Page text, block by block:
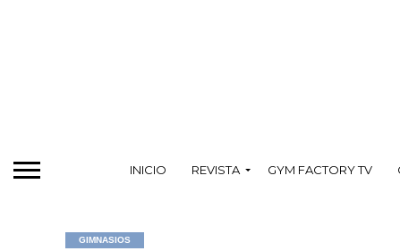
INICIO REVISTA GYM FACTORY TV
GIMNASIOS